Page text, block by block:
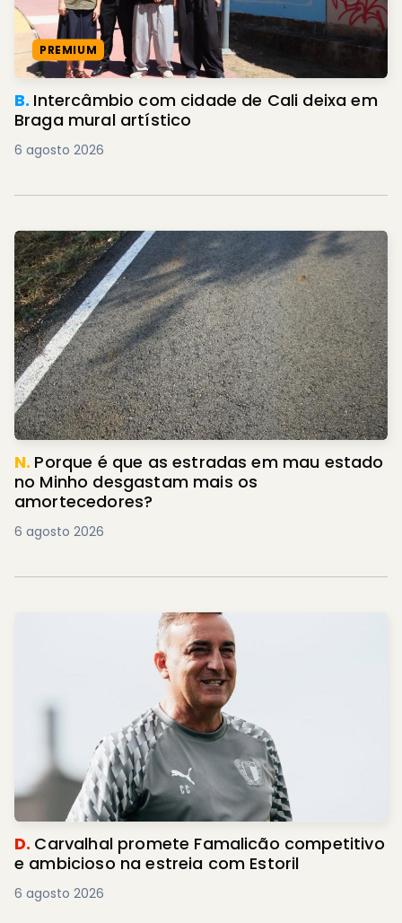
PREMIUM
B. Intercâmbio com cidade de Cali deixa em
Braga mural artístico
6 agosto 2026
N. Porque é que as estradas em mau estado
no Minho desgastam mais os
amortecedores?
6 agosto 2026
D. Carvalhal promete Famalicão competitivo
e ambicioso na estreia com Estoril
6 agosto 2026